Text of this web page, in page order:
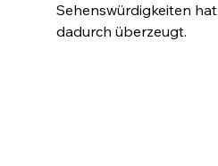
Sehenswürdigkeiten hat
dadurch überzeugt.